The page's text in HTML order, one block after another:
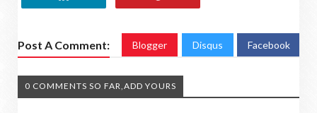
Post A Comment: Blogger Disqus Facebook
0 COMMENTS SO FAR,ADD YOURS